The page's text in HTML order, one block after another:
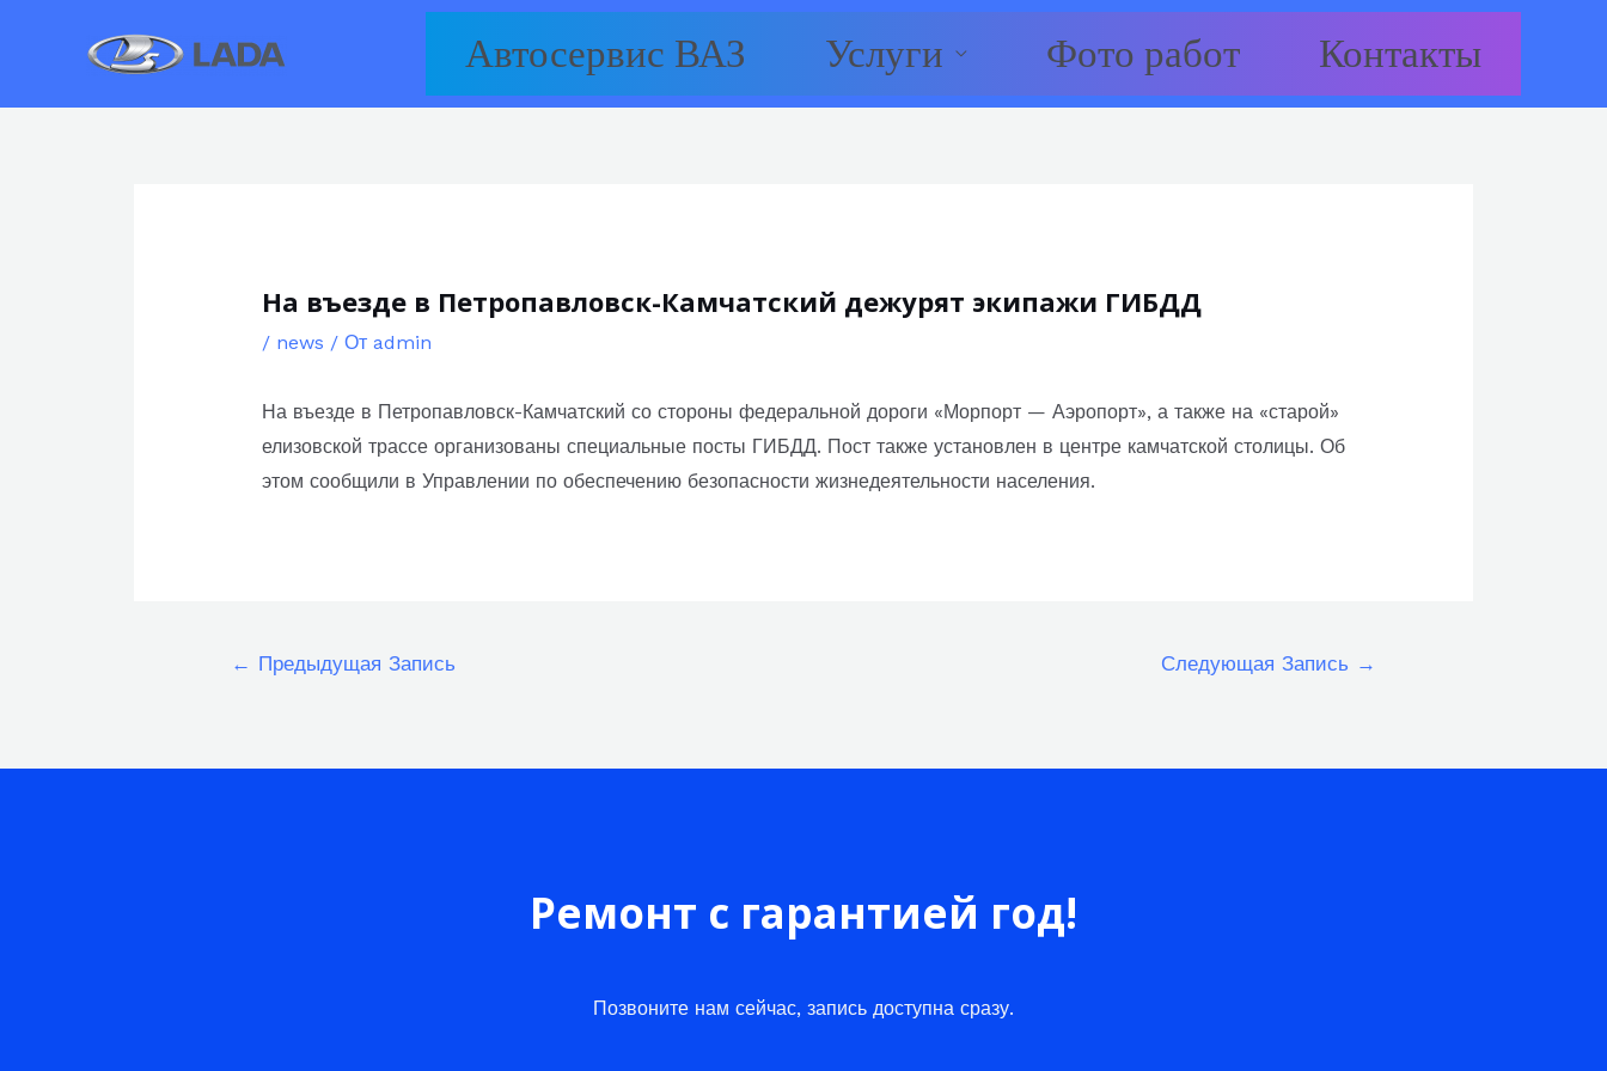
Автосервис ВАЗ Услуги Фото работ Контакты
На въезде в Петропавловск-Камчатский дежурят экипажи ГИБДД
/ news / От admin
На въезде в Петропавловск-Камчатский со стороны федеральной дороги «Морпорт — Аэропорт», а также на «старой»
елизовской трассе организованы специальные посты ГИБДД. Пост также установлен в центре камчатской столицы. Об
этом сообщили в Управлении по обеспечению безопасности жизнедеятельности населения.
Навигация
← Предыдущая Запись Следующая Запись →
Ремонт с гарантией год!
Позвоните нам сейчас, запись доступна сразу.